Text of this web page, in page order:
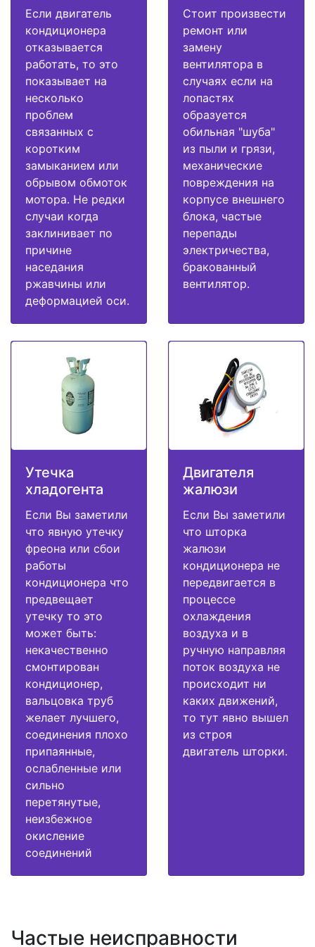
Если двигатель
кондиционера
отказывается
работать, то это
показывает на
несколько
проблем
связанных с
коротким
замыканием или
обрывом обмоток
мотора. Не редки
случаи когда
заклинивает по
причине
наседания
ржавчины или
деформацией оси.
Стоит произвести
ремонт или
замену
вентилятора в
случаях если на
лопастях
образуется
обильная "шуба"
из пыли и грязи,
механические
повреждения на
корпусе внешнего
блока, частые
перепады
электричества,
бракованный
вентилятор.
Утечка
хладогента
Если Вы заметили
что явную утечку
фреона или сбои
работы
кондиционера что
предвещает
утечку то это
может быть:
некачественно
смонтирован
кондиционер,
вальцовка труб
желает лучшего,
соединения плохо
припаянные,
ослабленные или
сильно
перетянутые,
неизбежное
окисление
соединений
Двигателя
жалюзи
Если Вы заметили
что шторка
жалюзи
кондиционера не
передвигается в
процессе
охлаждения
воздуха и в
ручную направляя
поток воздуха не
происходит ни
каких движений,
то тут явно вышел
из строя
двигатель шторки.
Частые неисправности